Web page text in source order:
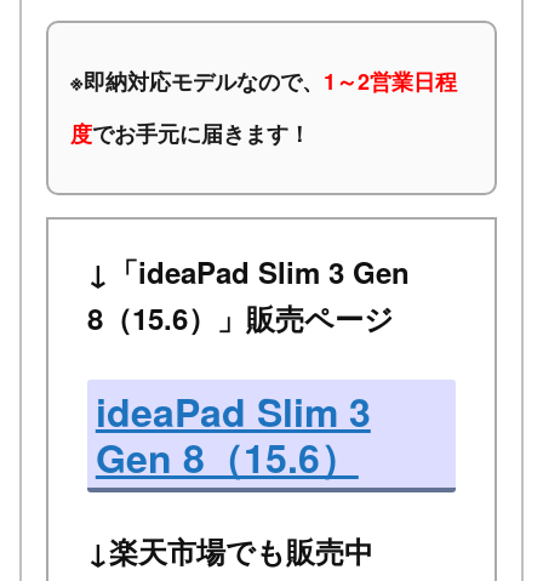
※即納対応モデルなので、 1～2営業日程
度でお手元に届きます！
↓「ideaPad Slim 3 Gen
8（15.6）」販売ページ
ideaPad Slim 3
Gen 8（15.6）
↓楽天市場でも販売中